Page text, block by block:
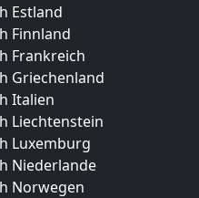
Estland
Finnland
Frankreich
Griechenland
Italien
Liechtenstein
Luxemburg
Niederlande
Norwegen